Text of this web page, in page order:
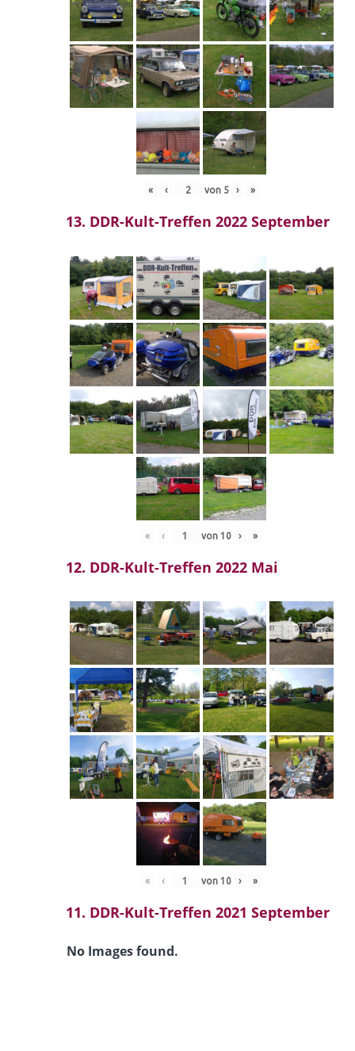
« ‹ von 5 › »
13. DDR-Kult-Treffen 2022 September
« ‹ von 10 › »
12. DDR-Kult-Treffen 2022 Mai
« ‹ von 10 › »
11. DDR-Kult-Treffen 2021 September
No Images found.